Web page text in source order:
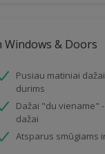
Windows & Doors
Pusiau matiniai
durims
Dažai "du viename"
dažai
Atsparus smūgiams